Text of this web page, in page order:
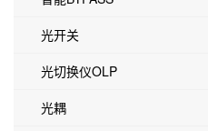
光开关
光切换仪OLP
光耦